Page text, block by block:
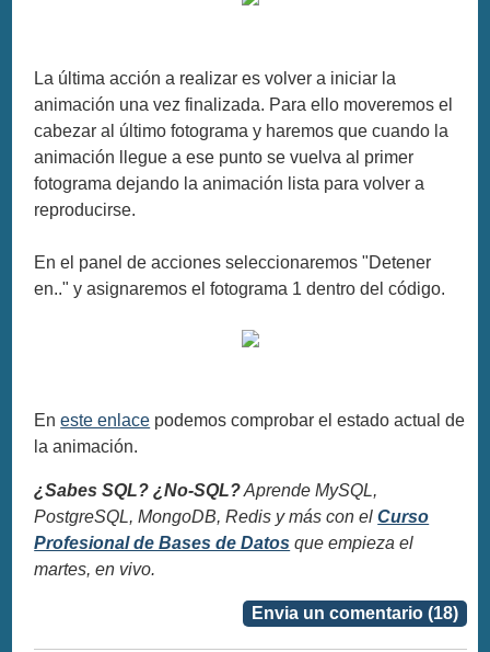
La última acción a realizar es volver a iniciar la
animación una vez finalizada. Para ello moveremos el
cabezar al último fotograma y haremos que cuando la
animación llegue a ese punto se vuelva al primer
fotograma dejando la animación lista para volver a
reproducirse.
En el panel de acciones seleccionaremos "Detener
en.." y asignaremos el fotograma 1 dentro del código.
Eneste enlace podemos comprobar el estado actual de
la animación.
¿Sabes SQL? ¿No-SQL?Aprende MySQL,
PostgreSQL, MongoDB, Redis y más con elCurso
Profesional de Bases de Datos que empieza el
martes, en vivo.
Envia un comentario (18)